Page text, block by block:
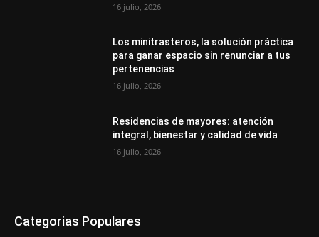
16 julio, 2026
Los minitrasteros, la solución práctica
para ganar espacio sin renunciar a tus
pertenencias
16 julio, 2026
Residencias de mayores: atención
integral, bienestar y calidad de vida
16 julio, 2026
Categorias Populares